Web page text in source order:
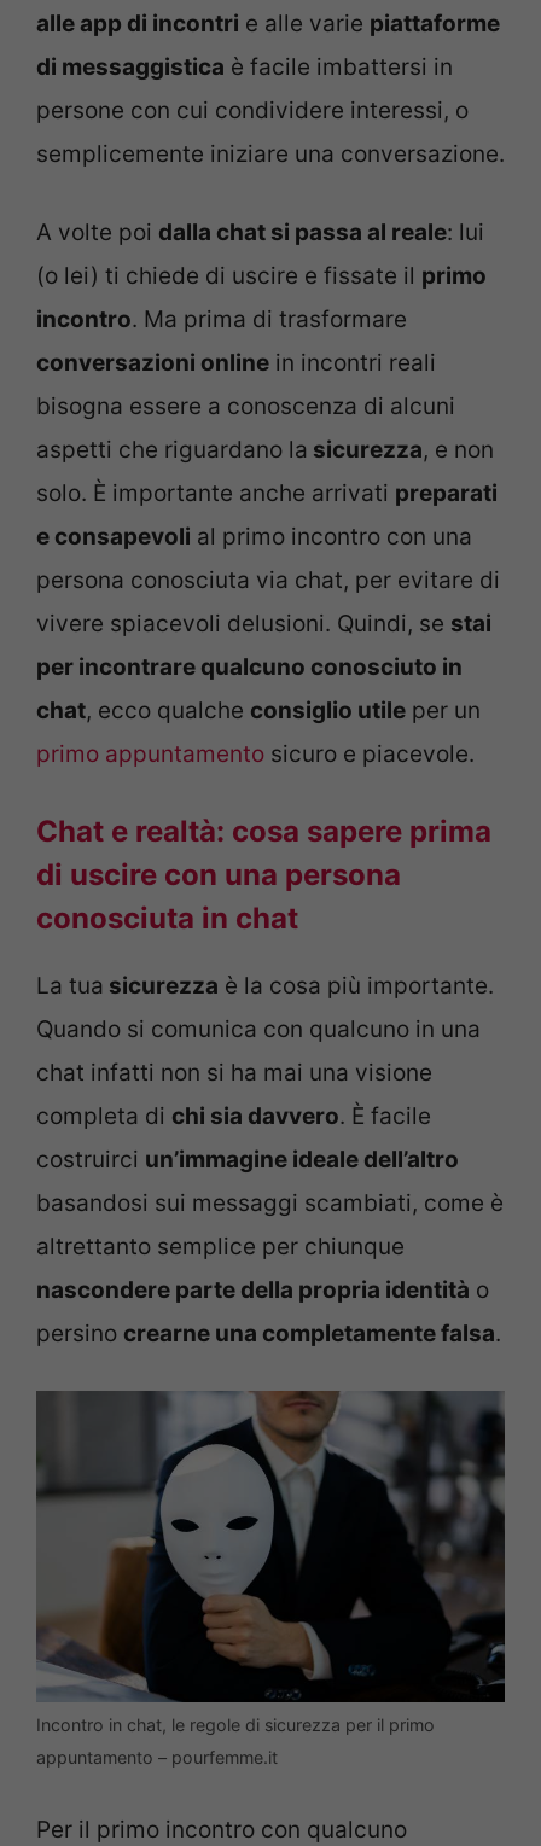
alle app di incontri e alle varie piattaforme
di messaggistica è facile imbattersi in
persone con cui condividere interessi, o
semplicemente iniziare una conversazione.
A volte poi dalla chat si passa al reale: lui
(o lei) ti chiede di uscire e fissate il primo
incontro. Ma prima di trasformare
conversazioni online in incontri reali
bisogna essere a conoscenza di alcuni
aspetti che riguardano la sicurezza, e non
solo. È importante anche arrivati preparati
e consapevoli al primo incontro con una
persona conosciuta via chat, per evitare di
vivere spiacevoli delusioni. Quindi, se stai
per incontrare qualcuno conosciuto in
chat, ecco qualche consiglio utile per un
primo appuntamento sicuro e piacevole.
Chat e realtà: cosa sapere prima
di uscire con una persona
conosciuta in chat
La tua sicurezza è la cosa più importante.
Quando si comunica con qualcuno in una
chat infatti non si ha mai una visione
completa di chi sia davvero. È facile
costruirci un’immagine ideale dell’altro
basandosi sui messaggi scambiati, come è
altrettanto semplice per chiunque
nascondere parte della propria identità o
persino crearne una completamente falsa.
Incontro in chat, le regole di sicurezza per il primo
appuntamento – pourfemme.it
Per il primo incontro con qualcuno